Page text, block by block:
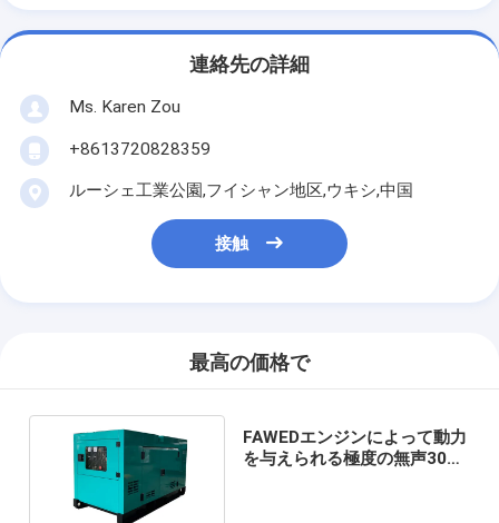
連絡先の詳細
Ms. Karen Zou
+8613720828359
ルーシェ工業公園,フイシャン地区,ウキシ,中国
接触
最高の価格で
FAWEDエンジンによって動力
を与えられる極度の無声30の